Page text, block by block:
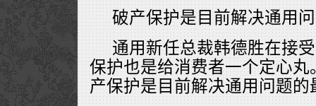
破产保护是目前解决通用
通用新任总裁韩德胜在接
保护也是给消费者一个定心
产保护是目前解决通用问题的